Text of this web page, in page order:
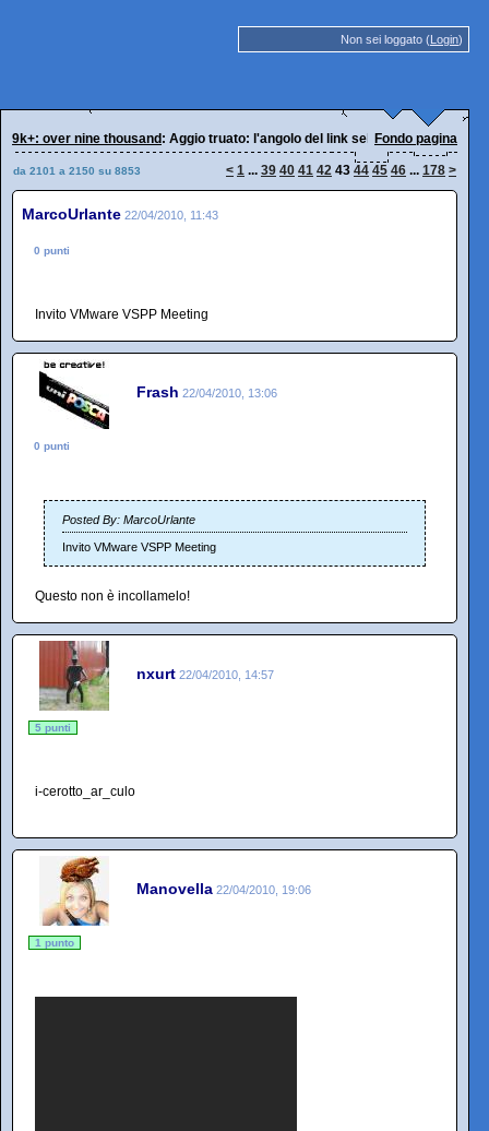
Non sei loggato (Login)
9k+: over nine thousand : Aggio truato: l'angolo del link selvaggioFondo pagina
da 2101 a 2150 su 8853 < 1 ... 39 40 41 42 43 44 45 46 ... 178 >
MarcoUrlante 22/04/2010, 11:43
0 punti
Invito VMware VSPP Meeting
Frash 22/04/2010, 13:06
0 punti
Posted By: MarcoUrlante
Invito VMware VSPP Meeting
Questo non è incollamelo!
nxurt 22/04/2010, 14:57
5 punti
i-cerotto_ar_culo
Manovella 22/04/2010, 19:06
1 punto